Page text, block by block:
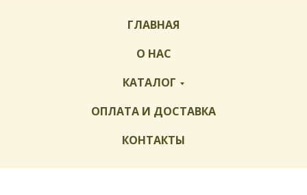
ГЛАВНАЯ
О НАС
КАТАЛОГ
ОПЛАТА И ДОСТАВКА
КОНТАКТЫ